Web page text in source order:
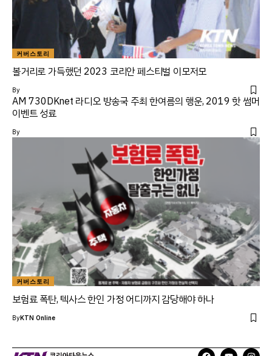
커버스토리
볼거리로 가득했던 2023 코리안 페스티벌 이모저모
By
AM 730DKnet 라디오 방송국 주최 한여름의 행운, 2019 핫 썸머
이벤트 성료
By
커버스토리
보험료 폭탄, 텍사스 한인 가정 어디까지 감당해야 하나
ByKTN Online